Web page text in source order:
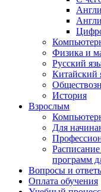
Физика и
Русский
Китайский
История
Взрослым
Для
программ
Вопросы и
Оплата обучения